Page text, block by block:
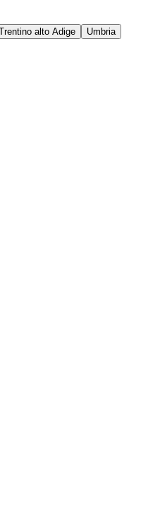
alto Adige
Umbria